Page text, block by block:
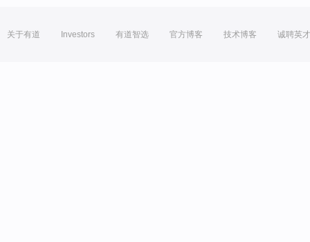
关于有道 Investors 有道智选 官方博客 技术博客 诚聘英才